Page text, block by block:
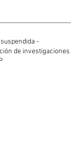
-
de investigaciones -